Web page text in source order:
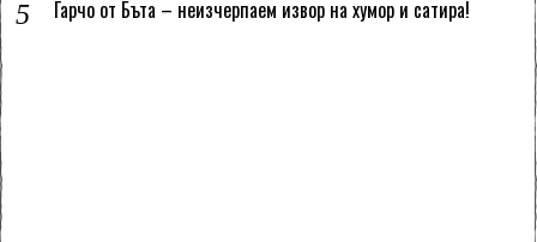
Гарчо от Бъта – неизчерпаем извор на хумор и сатира!